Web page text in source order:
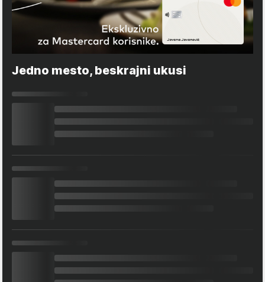
Jedno mesto, beskrajni ukusi